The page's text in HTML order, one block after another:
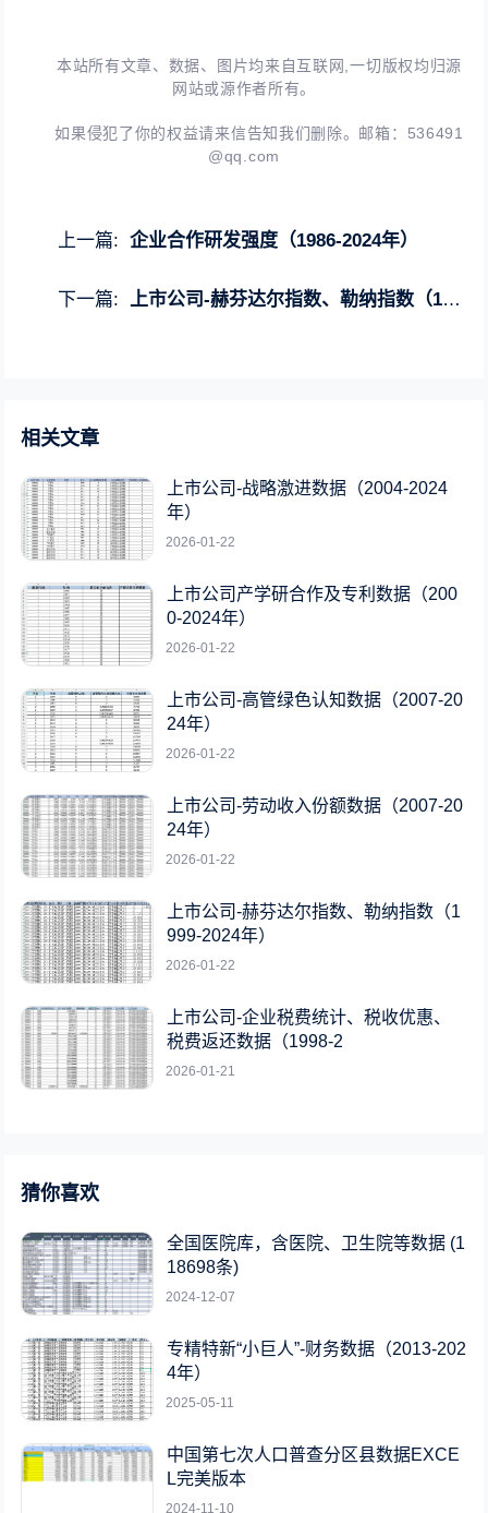
本站所有文章、数据、图片均来自互联网,一切版权均归源
网站或源作者所有。
如果侵犯了你的权益请来信告知我们删除。邮箱： 536491
@qq.com
上一篇: 企业合作研发强度（1986-2024年）
下一篇: 上市公司-赫芬达尔指数、勒纳指数（1999-2024年）
相关文章
上市公司-战略激进数据（2004-2024
年）
2026-01-22
上市公司产学研合作及专利数据（200
0-2024年）
2026-01-22
上市公司-高管绿色认知数据（2007-20
24年）
2026-01-22
上市公司-劳动收入份额数据（2007-20
24年）
2026-01-22
上市公司-赫芬达尔指数、勒纳指数（1
999-2024年）
2026-01-22
上市公司-企业税费统计、税收优惠、
税费返还数据（1998-2
2026-01-21
猜你喜欢
全国医院库，含医院、卫生院等数据 (1
18698条)
2024-12-07
专精特新“小巨人”-财务数据（2013-202
4年）
2025-05-11
中国第七次人口普查分区县数据EXCE
L完美版本
2024-11-10